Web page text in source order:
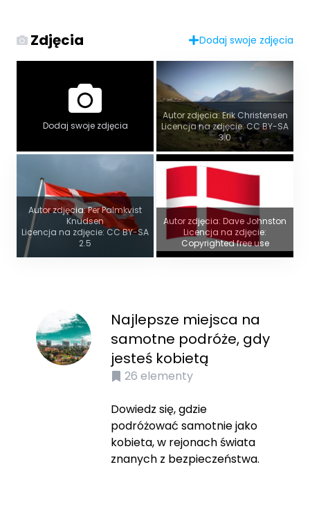
Zdjęcia Dodaj swoje zdjęcia
Dodaj swoje zdjęcia
Autor zdjęcia: Erik Christensen
Licencja na zdjęcie: CC BY-SA
3.0
Autor zdjęcia: Per Palmkvist
Knudsen
Licencja na zdjęcie: CC BY-SA
2.5
Autor zdjęcia: Dave Johnston
Licencja na zdjęcie:
Copyrighted free use
Najlepsze miejsca na
samotne podróże, gdy
jesteś kobietą
26 elementy
Dowiedz się, gdzie
podróżować samotnie jako
kobieta, w rejonach świata
znanych z bezpieczeństwa.